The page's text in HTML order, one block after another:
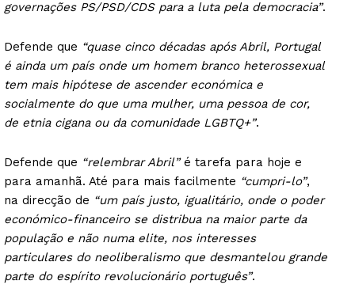
governações PS/PSD/CDS para a luta pela democracia”.
Defende que “quase cinco décadas após Abril, Portugal
é ainda um país onde um homem branco heterossexual
tem mais hipótese de ascender económica e
socialmente do que uma mulher, uma pessoa de cor,
de etnia cigana ou da comunidade LGBTQ+”.
Defende que “relembrar Abril”é tarefa para hoje e
para amanhã. Até para mais facilmente “cumpri-lo”,
na direcção de “um país justo, igualitário, onde o poder
económico-financeiro se distribua na maior parte da
população e não numa elite, nos interesses
particulares do neoliberalismo que desmantelou grande
parte do espírito revolucionário português”.